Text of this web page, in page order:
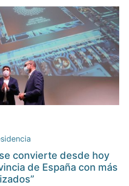
convierte desde hoy
de España con más